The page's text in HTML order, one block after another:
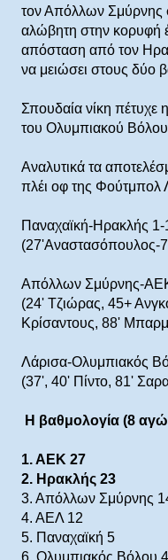
τον Απόλλων Σμύρνης
αλώβητη στην κορυφή
απόσταση από τον
να μειώσει στους δύο
Σπουδαία νίκη πέτυχε
του Ολυμπιακού Βόλου
Αναλυτικά τα
πλέι οφ της Φούτμπολ
Παναχαϊκή-Ηρακλής 1-
(27'Αναστασόπουλος-
Απόλλων Σμύρνης-
(24' Τζιώρας, 45+
Κρίσαντους, 88'
Λάρισα-Ολυμπιακός
(37', 40' Πίντο, 81'
Η βαθμολογία (8
1. ΑΕΚ 27
2. Ηρακλής 23
3. Απόλλων Σμύρνης
4. ΑΕΛ 12
5. Παναχαϊκή 5
6. Ολυμπιακός Βόλου 4